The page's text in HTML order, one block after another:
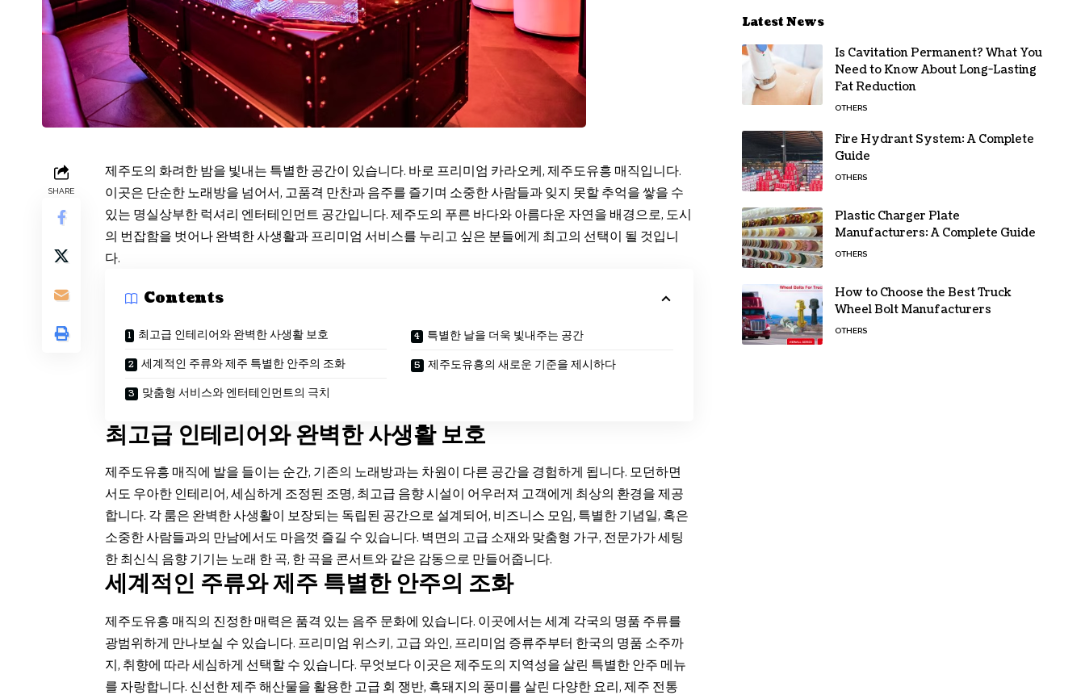
SHARE
제주도의 화려한 밤을 빛내는 특별한 공간이 있습니다. 바로 프리미엄 카라오케, 제주도유흥 매직입니다.
이곳은 단순한 노래방을 넘어서, 고품격 만찬과 음주를 즐기며 소중한 사람들과 잊지 못할 추억을 쌓을 수
있는 명실상부한 럭셔리 엔터테인먼트 공간입니다. 제주도의 푸른 바다와 아름다운 자연을 배경으로, 도시
의 번잡함을 벗어나 완벽한 사생활과 프리미엄 서비스를 누리고 싶은 분들에게 최고의 선택이 될 것입니
다.
Contents
최고급 인테리어와 완벽한 사생활 보호
세계적인 주류와 제주 특별한 안주의 조화
맞춤형 서비스와 엔터테인먼트의 극치
특별한 날을 더욱 빛내주는 공간
제주도유흥의 새로운 기준을 제시하다
최고급 인테리어와 완벽한 사생활 보호
제주도유흥 매직에 발을 들이는 순간, 기존의 노래방과는 차원이 다른 공간을 경험하게 됩니다. 모던하면
서도 우아한 인테리어, 세심하게 조정된 조명, 최고급 음향 시설이 어우러져 고객에게 최상의 환경을 제공
합니다. 각 룸은 완벽한 사생활이 보장되는 독립된 공간으로 설계되어, 비즈니스 모임, 특별한 기념일, 혹은
소중한 사람들과의 만남에서도 마음껏 즐길 수 있습니다. 벽면의 고급 소재와 맞춤형 가구, 전문가가 세팅
한 최신식 음향 기기는 노래 한 곡, 한 곡을 콘서트와 같은 감동으로 만들어줍니다.
세계적인 주류와 제주 특별한 안주의 조화
제주도유흥 매직의 진정한 매력은 품격 있는 음주 문화에 있습니다. 이곳에서는 세계 각국의 명품 주류를
광범위하게 만나보실 수 있습니다. 프리미엄 위스키, 고급 와인, 프리미엄 증류주부터 한국의 명품 소주까
지, 취향에 따라 세심하게 선택할 수 있습니다. 무엇보다 이곳은 제주도의 지역성을 살린 특별한 안주 메뉴
를 자랑합니다. 신선한 제주 해산물을 활용한 고급 회 쟁반, 흑돼지의 풍미를 살린 다양한 요리, 제주 전통
Latest News
Is Cavitation Permanent? What You
Need to Know About Long-Lasting
Fat Reduction
OTHERS
Fire Hydrant System: A Complete
Guide
OTHERS
Plastic Charger Plate
Manufacturers: A Complete Guide
OTHERS
How to Choose the Best Truck
Wheel Bolt Manufacturers
OTHERS